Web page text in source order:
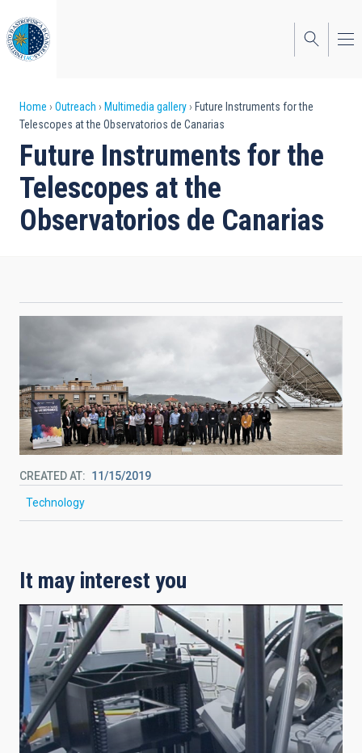
to
main
content
Breadcrumb
Home Outreach Multimedia gallery
Future Instruments for the
Telescopes at the Observatorios de Canarias
Future Instruments for the
Telescopes at the
Observatorios de Canarias
CREATED AT 11/15/2019
Technology
It may interest you